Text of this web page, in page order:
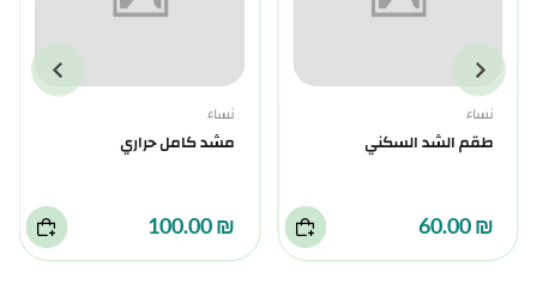
نساء
طقم الشد السكني
₪ 60.00
نساء
مشد كامل حراري
₪ 100.00